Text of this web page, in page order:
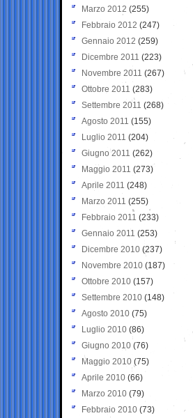
Marzo 2012 (255)
Febbraio 2012 (247)
Gennaio 2012 (259)
Dicembre 2011 (223)
Novembre 2011 (267)
Ottobre 2011 (283)
Settembre 2011 (268)
Agosto 2011 (155)
Luglio 2011 (204)
Giugno 2011 (262)
Maggio 2011 (273)
Aprile 2011 (248)
Marzo 2011 (255)
Febbraio 2011 (233)
Gennaio 2011 (253)
Dicembre 2010 (237)
Novembre 2010 (187)
Ottobre 2010 (157)
Settembre 2010 (148)
Agosto 2010 (75)
Luglio 2010 (86)
Giugno 2010 (76)
Maggio 2010 (75)
Aprile 2010 (66)
Marzo 2010 (79)
Febbraio 2010 (73)